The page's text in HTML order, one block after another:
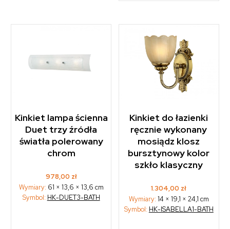
Kinkiet lampa ścienna
Duet trzy źródła
światła polerowany
chrom
978,00 zł
Wymiary: 61 × 13,6 × 13,6 cm
Symbol: HK-DUET3-BATH
Kinkiet do łazienki
ręcznie wykonany
mosiądz klosz
bursztynowy kolor
szkło klasyczny
1.304,00 zł
Wymiary: 14 × 19,1 × 24,1 cm
Symbol: HK-ISABELLA1-BATH